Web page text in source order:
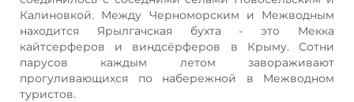
Калиновкой. Между Черноморским и Межводным
находится Ярылгачская бухта - это Мекка
кайтсерферов и виндсёрферов в Крыму. Сотни
парусов каждым летом завораживают
прогуливающихся по набережной в Межводном
туристов.